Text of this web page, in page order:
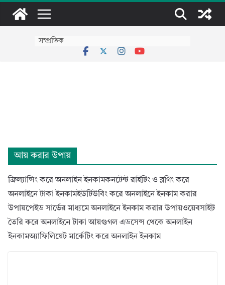
সম্প্রতিক
আয় করার উপায়
ফ্রিল্যান্সিং করে অনলাইন ইনকামকনটেন্ট রাইটিং ও ব্লগিং করে
অনলাইনে টাকা ইনকামইউটিউবিং করে অনলাইনে ইনকাম করার
উপায়পেইড সার্ভের মাধ্যমে অনলাইনে ইনকাম করার উপায়ওয়েবসাইট
তৈরি করে অনলাইনে টাকা আয়গুগল এডসেন্স থেকে অনলাইন
ইনকামঅ্যাফিলিয়েট মার্কেটিং করে অনলাইন ইনকাম